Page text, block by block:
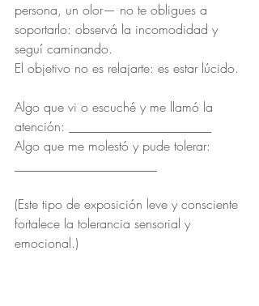
persona, un olor— no te obligues a
soportarlo: observá la incomodidad y
seguí caminando.
El objetivo no es relajarte: es estar lúcido.
Algo que vi o escuché y me llamó la
atención: ______________________
Algo que me molestó y pude tolerar:
(Este tipo de exposición leve y consciente
fortalece la tolerancia sensorial y
emocional.)